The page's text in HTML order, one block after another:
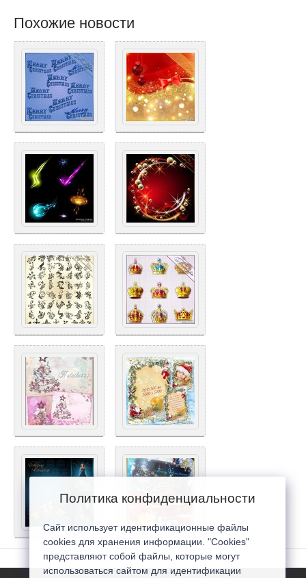
Похожие новости
Политика конфиденциальности
Сайт использует идентификационные файлы
cookies для хранения информации. "Cookies"
представляют собой файлы, которые могут
использоваться сайтом для идентификации